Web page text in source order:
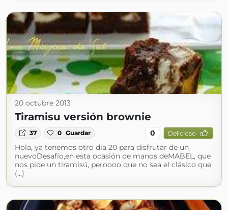
20 octubre 2013
Tiramisu versión brownie
37 0 Guardar 0 Delicioso
Hola, ya tenemos otro día 20 para disfrutar de un
nuevoDesafío,en esta ocasión de manos deMABEL, que
nos pide un tiramisú, peroooo que no sea el clásico que
(...)